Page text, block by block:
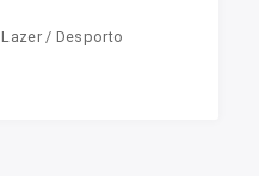
Lazer / Desporto